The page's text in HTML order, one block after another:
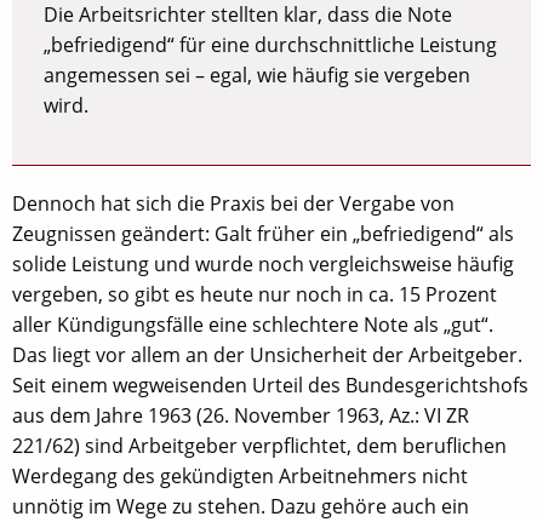
Die Arbeitsrichter stellten klar, dass die Note
„befriedigend“ für eine durchschnittliche Leistung
angemessen sei – egal, wie häufig sie vergeben
wird.
Dennoch hat sich die Praxis bei der Vergabe von
Zeugnissen geändert: Galt früher ein „befriedigend“ als
solide Leistung und wurde noch vergleichsweise häufig
vergeben, so gibt es heute nur noch in ca. 15 Prozent
aller Kündigungsfälle eine schlechtere Note als „gut“.
Das liegt vor allem an der Unsicherheit der Arbeitgeber.
Seit einem wegweisenden Urteil des Bundesgerichtshofs
aus dem Jahre 1963 (26. November 1963, Az.: VI ZR
221/62) sind Arbeitgeber verpflichtet, dem beruflichen
Werdegang des gekündigten Arbeitnehmers nicht
unnötig im Wege zu stehen. Dazu gehöre auch ein